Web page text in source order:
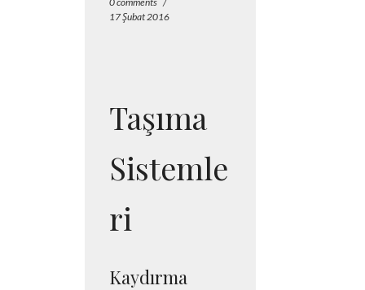
17 Şubat 2016
Taşıma
Sistemle
ri
Kaydırma